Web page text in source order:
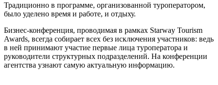
Традиционно в программе, организованной туроператором,
было уделено время и работе, и отдыху.
Бизнес-конференция, проводимая в рамках Starway Tourism
Awards, всегда собирает всех без исключения участников: ведь
в ней принимают участие первые лица туроператора и
руководители структурных подразделений. На конференции
агентства узнают самую актуальную информацию.